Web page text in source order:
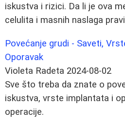
iskustva i rizici. Da li je ova
celulita i masnih naslaga
Povećanje grudi - Saveti,
Oporavak
Violeta Radeta 2024-08-02
Sve što treba da znate o
iskustva, vrste implantata i
operacije.